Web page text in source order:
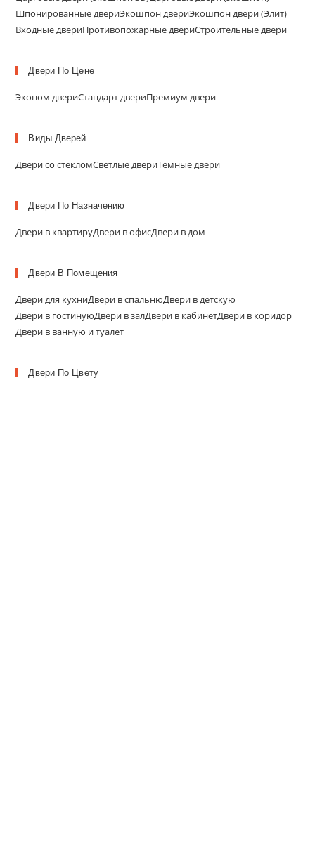
Шпонированные двериЭкошпон двериЭкошпон двери (Элит)
Входные двериПротивопожарные двериСтроительные двери
Двери По Цене
Эконом двериСтандарт двериПремиум двери
Виды Дверей
Двери со стекломСветлые двериТемные двери
Двери По Назначению
Двери в квартируДвери в офисДвери в дом
Двери В Помещения
Двери для кухниДвери в спальнюДвери в детскую
Двери в гостинуюДвери в залДвери в кабинетДвери в коридор
Двери в ванную и туалет
Двери По Цвету